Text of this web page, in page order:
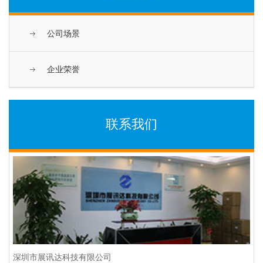
公司场景
企业荣誉
联系我们
深圳市展讯达科技有限公司